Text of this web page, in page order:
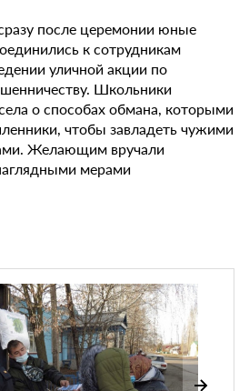
после церемонии юные
к сотрудникам
уличной акции по
Школьники
о способах обмана, которыми
чтобы завладеть чужими
Желающим вручали
мерами